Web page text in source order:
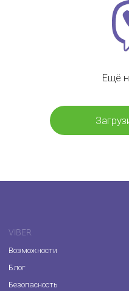
Ещё
VIBER
Возможности
Блог
Безопасность